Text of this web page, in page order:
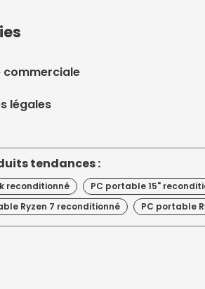
commerciale
légales
tendances :
reconditionné PC portable 15"
Ryzen 7 reconditionné
PC portable